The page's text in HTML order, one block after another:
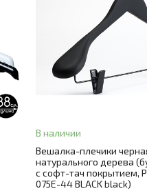
штуку 34 руб.
В наличии
Вешалка-плечики
натурального дерева
с софт-тач покрытием,
075E-44 BLACK black)
В корзину
ЗАКАЗ В ОДИН
Длина 44
Количество
Количество в упаковке